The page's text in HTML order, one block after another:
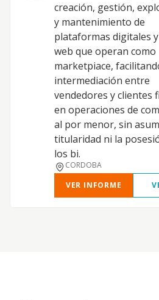
creación, gestión,
y mantenimiento de
plataformas digitales
web que operan como
marketpiace,
intermediación entre
vendedores y clientes
en operaciones de
al por menor, sin
titularidad ni la
los bi.
CORDOBA
VER INFORME